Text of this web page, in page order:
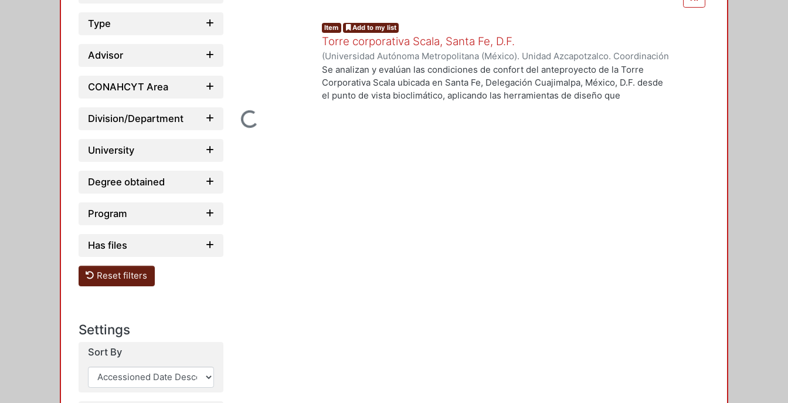
Type
Advisor
CONAHCYT Area
Division/Department
University
Degree obtained
Program
Has files
Reset filters
Settings
Sort By
Loading...
Item Add to my list
Torre corporativa Scala, Santa Fe, D.F.
(Universidad Autónoma Metropolitana (México). Unidad Azcapotzalco. Coordinación
de Servicios de Información.,1999)Corro Eguia, Guillermo Heriberto
Se analizan y evalúan las condiciones de confort del anteproyecto de la Torre
Corporativa Scala ubicada en Santa Fe, Delegación Cuajimalpa, México, D.F. desde
el punto de vista bioclimático, aplicando las herramientas de diseño que